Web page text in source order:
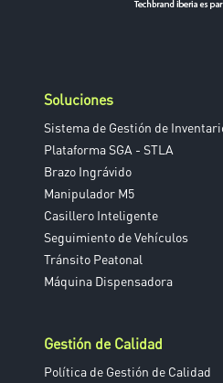
Soluciones
Sistema de Gestión de
Plataforma SGA - STLA
Brazo Ingrávido
Manipulador M5
Casillero Inteligente
Seguimiento de Vehículos
Tránsito Peatonal
Máquina Dispensadora
Gestión de Calidad
Política de Gestión de Calidad